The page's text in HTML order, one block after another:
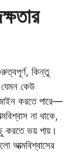
কিন্তু
যেমন কেউ
করতে পারে—
না থাকে,
করতে ভয় পায়।
আত্মবিশ্বাসের